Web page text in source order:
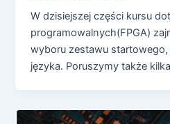
W dzisiejszej części kursu
programowalnych(FPGA)
wyboru zestawu
języka. Poruszymy także